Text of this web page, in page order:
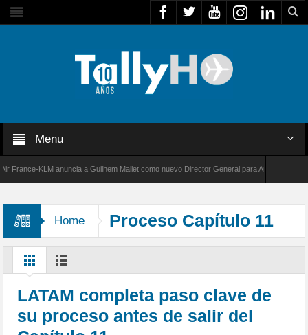
Menu
KLM anuncia a Guilhem Mallet como nuevo Director General para América Latina
Home Proceso Capítulo 11
LATAM completa paso clave de
su proceso antes de salir del